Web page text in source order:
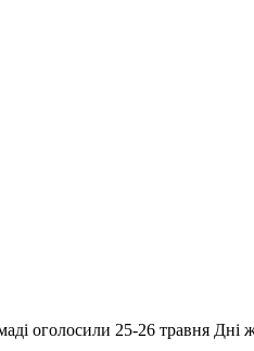
оголосили 25-26 травня Дні